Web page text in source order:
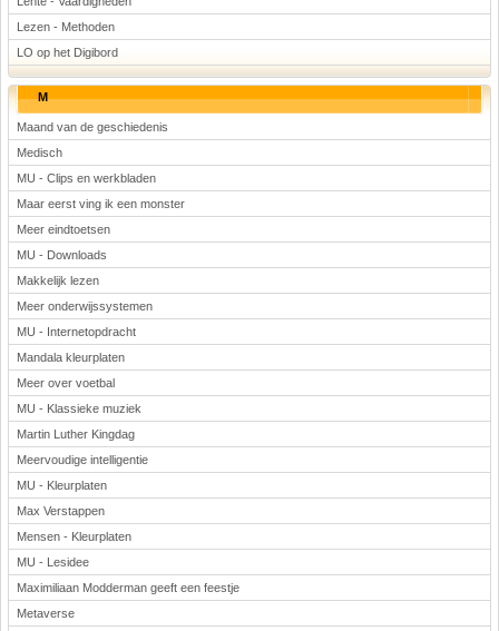
Lezen - Methoden
LO op het Digibord
M
Maand van de geschiedenis
Medisch
MU - Clips en werkbladen
Maar eerst ving ik een monster
Meer eindtoetsen
MU - Downloads
Makkelijk lezen
Meer onderwijssystemen
MU - Internetopdracht
Mandala kleurplaten
Meer over voetbal
MU - Klassieke muziek
Martin Luther Kingdag
Meervoudige intelligentie
MU - Kleurplaten
Max Verstappen
Mensen - Kleurplaten
MU - Lesidee
Maximiliaan Modderman geeft een feestje
Metaverse